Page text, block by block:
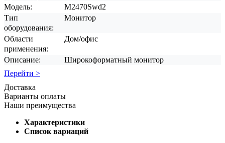
Модель:
M2470Swd2
Тип
оборудования:
Монитор
Области
применения:
Дом/офис
Описание:
Широкоформатный монитор
Перейти >
Доставка
Варианты оплаты
Наши преимущества
Характеристики
Список вариаций